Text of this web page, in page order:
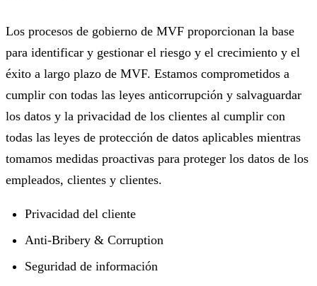
Los procesos de gobierno de MVF proporcionan la base
para identificar y gestionar el riesgo y el crecimiento y el
éxito a largo plazo de MVF. Estamos comprometidos a
cumplir con todas las leyes anticorrupción y salvaguardar
los datos y la privacidad de los clientes al cumplir con
todas las leyes de protección de datos aplicables mientras
tomamos medidas proactivas para proteger los datos de los
empleados, clientes y clientes.
Privacidad del cliente
Anti-Bribery & Corruption
Seguridad de información